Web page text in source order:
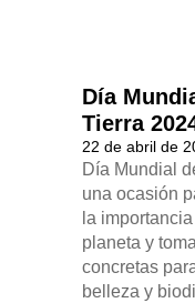
Día
Tierra
22 de abril de
Día Mundial
una ocasión
la
planeta y
concretas
belleza y